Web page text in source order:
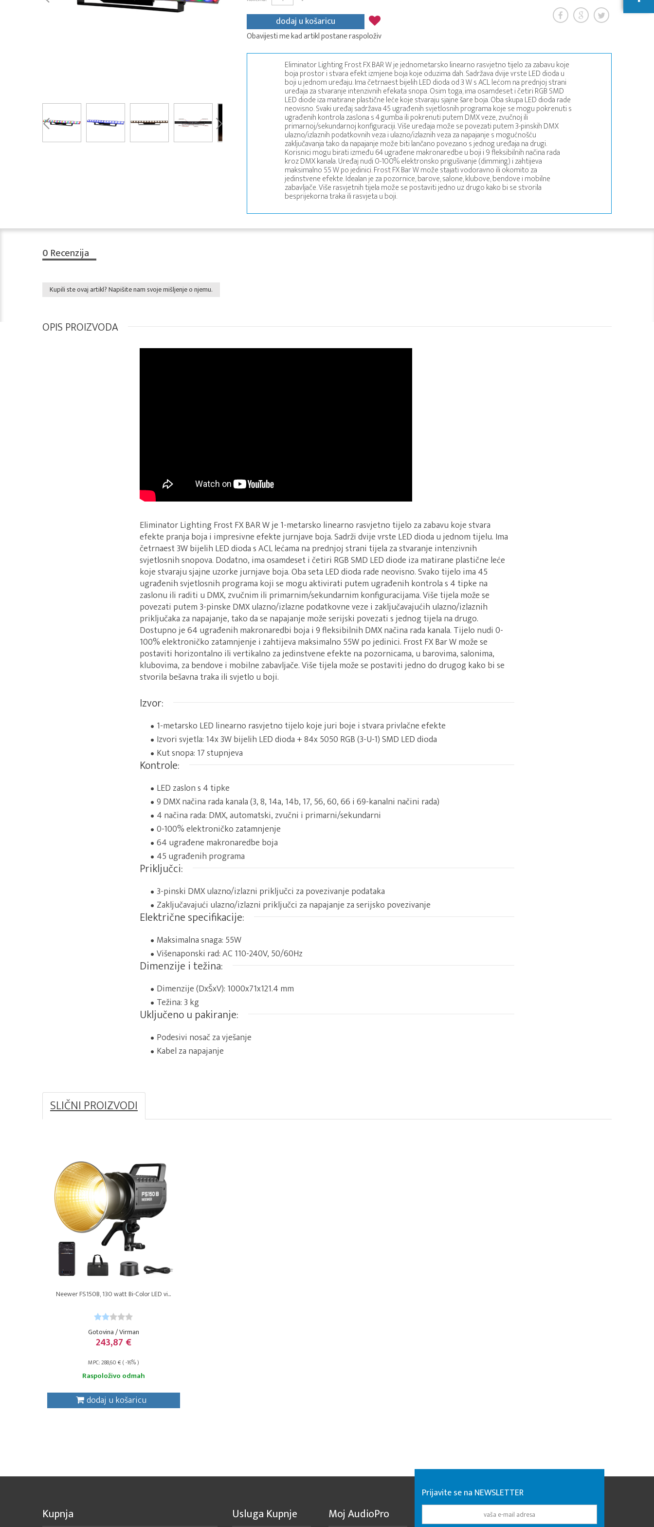
dodaj u košaricu
Obavijesti me kad artikl postane raspoloživ
Eliminator Lighting Frost FX BAR W je jednometarsko linearno rasvjetno tijelo za zabavu koje
boja prostor i stvara efekt izmjene boja koje oduzima dah. Sadržava dvije vrste LED dioda u
boji u jednom uređaju. Ima četrnaest bijelih LED dioda od 3 W s ACL lećom na prednjoj strani
uređaja za stvaranje intenzivnih efekata snopa. Osim toga, ima osamdeset i četiri RGB SMD
LED diode iza matirane plastične leće koje stvaraju sjajne šare boja. Oba skupa LED dioda rade
neovisno. Svaki uređaj sadržava 45 ugrađenih svjetlosnih programa koje se mogu pokrenuti s
ugrađenih kontrola zaslona s 4 gumba ili pokrenuti putem DMX veze, zvučnoj ili
primarnoj/sekundarnoj konfiguraciji. Više uređaja može se povezati putem 3-pinskih DMX
ulazno/izlaznih podatkovnih veza i ulazno/izlaznih veza za napajanje s mogućnošću
zaključavanja tako da napajanje može biti lančano povezano s jednog uređaja na drugi.
Korisnici mogu birati između 64 ugrađene makronaredbe u boji i 9 fleksibilnih načina rada
kroz DMX kanala. Uređaj nudi 0-100% elektronsko prigušivanje (dimming) i zahtijeva
maksimalno 55 W po jedinici. Frost FX Bar W može stajati vodoravno ili okomito za
jedinstvene efekte. Idealan je za pozornice, barove, salone, klubove, bendove i mobilne
zabavljače. Više rasvjetnih tijela može se postaviti jedno uz drugo kako bi se stvorila
besprijekorna traka ili rasvjeta u boji.
0 Recenzija
Kupili ste ovaj artikl? Napišite nam svoje mišljenje o njemu.
OPIS PROIZVODA
Eliminator Lighting Frost FX BAR W je 1-metarsko linearno rasvjetno tijelo za zabavu koje stvara
efekte pranja boja i impresivne efekte jurnjave boja. Sadrži dvije vrste LED dioda u jednom tijelu. Ima
četrnaest 3W bijelih LED dioda s ACL lećama na prednjoj strani tijela za stvaranje intenzivnih
svjetlosnih snopova. Dodatno, ima osamdeset i četiri RGB SMD LED diode iza matirane plastične leće
koje stvaraju sjajne uzorke jurnjave boja. Oba seta LED dioda rade neovisno. Svako tijelo ima 45
ugrađenih svjetlosnih programa koji se mogu aktivirati putem ugrađenih kontrola s 4 tipke na
zaslonu ili raditi u DMX, zvučnim ili primarnim/sekundarnim konfiguracijama. Više tijela može se
povezati putem 3-pinske DMX ulazno/izlazne podatkovne veze i zaključavajućih ulazno/izlaznih
priključaka za napajanje, tako da se napajanje može serijski povezati s jednog tijela na drugo.
Dostupno je 64 ugrađenih makronaredbi boja i 9 fleksibilnih DMX načina rada kanala. Tijelo nudi 0-
100% elektroničko zatamnjenje i zahtijeva maksimalno 55W po jedinici. Frost FX Bar W može se
postaviti horizontalno ili vertikalno za jedinstvene efekte na pozornicama, u barovima, salonima,
klubovima, za bendove i mobilne zabavljače. Više tijela može se postaviti jedno do drugog kako bi se
stvorila bešavna traka ili svjetlo u boji.
Izvor:
1-metarsko LED linearno rasvjetno tijelo koje juri boje i stvara privlačne efekte
Izvori svjetla: 14x 3W bijelih LED dioda + 84x 5050 RGB (3-U-1) SMD LED dioda
Kut snopa: 17 stupnjeva
Kontrole:
LED zaslon s 4 tipke
9 DMX načina rada kanala (3, 8, 14a, 14b, 17, 56, 60, 66 i 69-kanalni načini rada)
4 načina rada: DMX, automatski, zvučni i primarni/sekundarni
0-100% elektroničko zatamnjenje
64 ugrađene makronaredbe boja
45 ugrađenih programa
Priključci:
3-pinski DMX ulazno/izlazni priključci za povezivanje podataka
Zaključavajući ulazno/izlazni priključci za napajanje za serijsko povezivanje
Električne specifikacije:
Maksimalna snaga: 55W
Višenaponski rad: AC 110-240V, 50/60Hz
Dimenzije i težina:
Dimenzije (DxŠxV): 1000x71x121.4 mm
Težina: 3 kg
Uključeno u pakiranje:
Podesivi nosač za vješanje
Kabel za napajanje
SLIČNI PROIZVODI
Neewer FS150B, 130 watt Bi-Color LED vi...
Gotovina / Virman
243,87 €
MPC: 288,60 € ( -16% )
Raspoloživo odmah
dodaj u košaricu
Kupnja Usluga Kupnje Moj AudioPro
Prijavite se na NEWSLETTER